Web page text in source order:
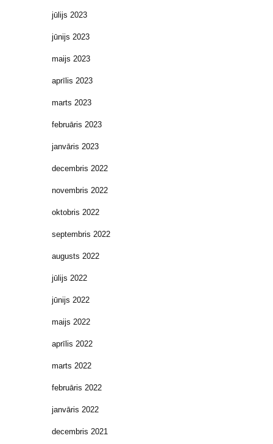
jūlijs 2023
jūnijs 2023
maijs 2023
aprīlis 2023
marts 2023
februāris 2023
janvāris 2023
decembris 2022
novembris 2022
oktobris 2022
septembris 2022
augusts 2022
jūlijs 2022
jūnijs 2022
maijs 2022
aprīlis 2022
marts 2022
februāris 2022
janvāris 2022
decembris 2021